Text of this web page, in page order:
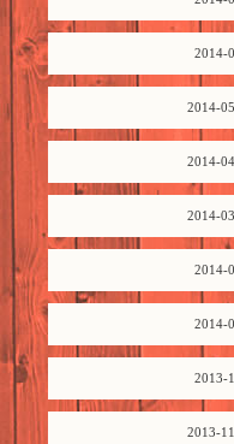
2014-
2014-05
2014-04
2014-03
2014-
2014-
2013-
2013-11